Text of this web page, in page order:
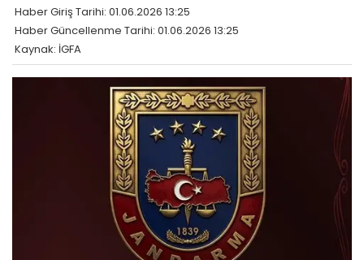
Haber Giriş Tarihi: 01.06.2026 13:25
Haber Güncellenme Tarihi: 01.06.2026 13:25
Kaynak: İGFA